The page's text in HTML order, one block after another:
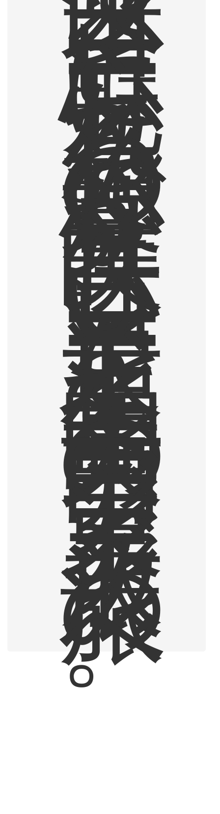
コ
ー
ヒ
ー
に
心
魅
か
れ
る
。
そ
の
想
い
が
募
り
、
美
味
し
い
コ
ー
ヒ
ー
を
追
求
し
て
2
年
間
の
東
南
ア
ジ
ア
・
東
ア
ジ
ア
放
浪
の
旅
へ
。